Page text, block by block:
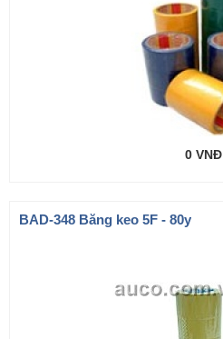
0 VNĐ
BAD-348 Băng keo 5F - 80y